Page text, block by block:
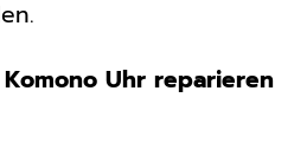
Uhr reparieren